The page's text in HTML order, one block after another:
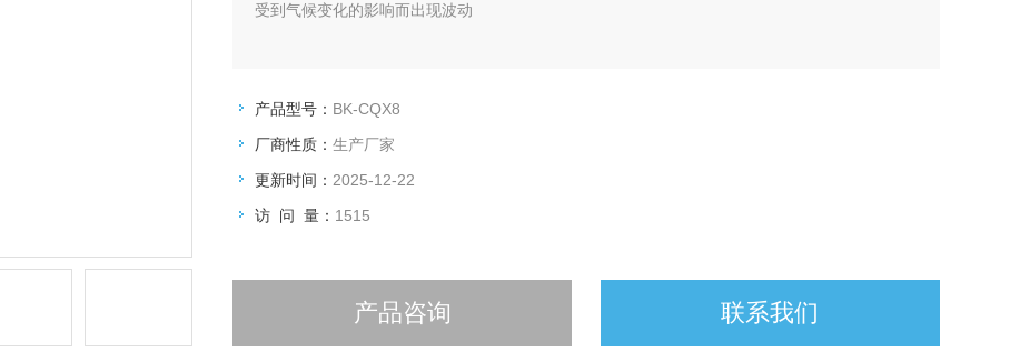
受到气候变化的影响而出现波动
产品型号： BK-CQX8
厂商性质： 生产厂家
更新时间： 2025-12-22
访 问 量： 1515
产品咨询 联系我们